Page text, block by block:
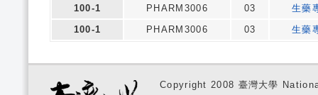
100-1
PHARM3006 03
生藥
100-1
PHARM3006 03 生藥
Copyright 2008 臺灣大學